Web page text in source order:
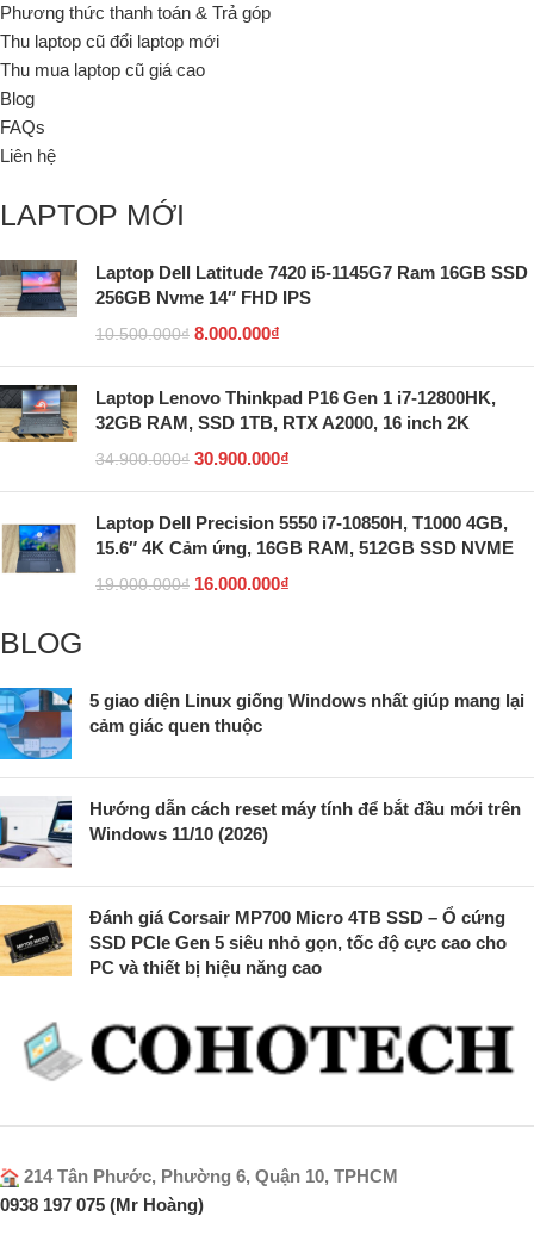
Phương thức thanh toán & Trả góp
Thu laptop cũ đổi laptop mới
Thu mua laptop cũ giá cao
Blog
FAQs
Liên hệ
LAPTOP MỚI
Laptop Dell Latitude 7420 i5-1145G7 Ram 16GB SSD
256GB Nvme 14″ FHD IPS
10.500.000₫ 8.000.000₫
Laptop Lenovo Thinkpad P16 Gen 1 i7-12800HK,
32GB RAM, SSD 1TB, RTX A2000, 16 inch 2K
34.900.000₫ 30.900.000₫
Laptop Dell Precision 5550 i7-10850H, T1000 4GB,
15.6″ 4K Cảm ứng, 16GB RAM, 512GB SSD NVME
19.000.000₫ 16.000.000₫
BLOG
5 giao diện Linux giống Windows nhất giúp mang lại
cảm giác quen thuộc
Hướng dẫn cách reset máy tính để bắt đầu mới trên
Windows 11/10 (2026)
Đánh giá Corsair MP700 Micro 4TB SSD – Ổ cứng
SSD PCIe Gen 5 siêu nhỏ gọn, tốc độ cực cao cho
PC và thiết bị hiệu năng cao
214 Tân Phước, Phường 6, Quận 10, TPHCM
0938 197 075 (Mr Hoàng)